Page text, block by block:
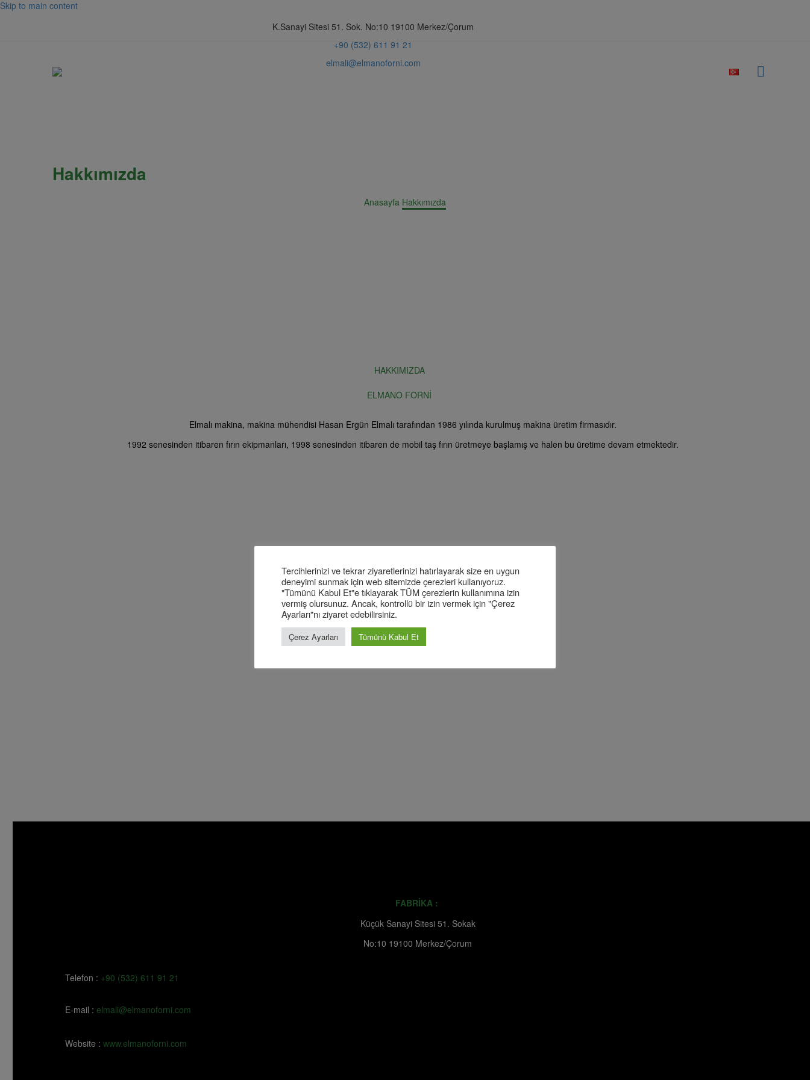
Skip to main content
K.Sanayi Sitesi 51. Sok. No:10 19100 Merkez/Çorum
+90 (532) 611 91 21
elmali@elmanoforni.com
Hakkımızda
Anasayfa Hakkımızda
HAKKIMIZDA
ELMANO FORNİ
Elmalı makina, makina mühendisi Hasan Ergün Elmalı tarafından 1986 yılında kurulmuş makina üretim firmasıdır.
1992 senesinden itibaren fırın ekipmanları, 1998 senesinden itibaren de mobil taş fırın üretmeye başlamış ve halen bu üretime devam etmektedir.
FABRİKA :
Küçük Sanayi Sitesi 51. Sokak
No:10 19100 Merkez/Çorum
Telefon : +90 (532) 611 91 21
E-mail : elmali@elmanoforni.com
Website : www.elmanoforni.com
Tercihlerinizi ve tekrar ziyaretlerinizi hatırlayarak size en uygun
deneyimi sunmak için web sitemizde çerezleri kullanıyoruz.
"Tümünü Kabul Et"e tıklayarak TÜM çerezlerin kullanımına izin
vermiş olursunuz. Ancak, kontrollü bir izin vermek için "Çerez
Ayarları"nı ziyaret edebilirsiniz.
Çerez Ayarları Tümünü Kabul Et